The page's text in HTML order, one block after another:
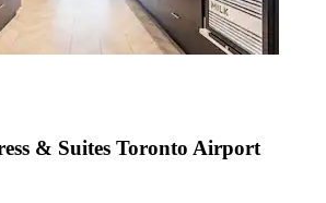
& Suites Toronto Airport